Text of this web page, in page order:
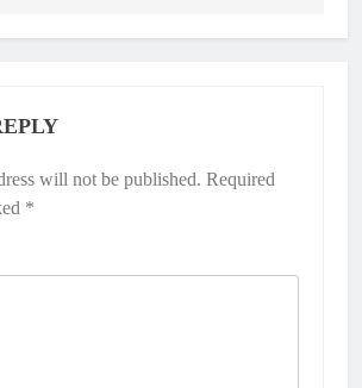
will not be published. Required
*